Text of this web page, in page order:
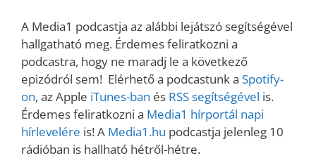
A Media1 podcastja az alábbi lejátszó segítségével
hallgatható meg. Érdemes feliratkozni a
podcastra, hogy ne maradj le a következő
epizódról sem! Elérhető a podcastunk a Spotify-
on, az Apple iTunes-ban és RSS segítségével is.
Érdemes feliratkozni a Media1 hírportál napi
hírlevelére is! A Media1.hu podcastja jelenleg 10
rádióban is hallható hétről-hétre.